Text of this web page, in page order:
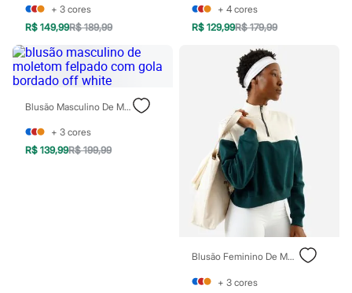
Sutiãs e Tops
Moda praia
Biquínis
Maiôs
Saídas de praia
Personagens
Blusas e Camisetas
Calças
Casacos e Jaquetas
Jeans
+ 3 cores
R$ 149,99R$ 189,99
+ 4 cores
R$ 129,99R$ 179,99
Blusão Masculino De Moletom Felpado Com Gola Bordado Off White
+ 3 cores
R$ 139,99R$ 199,99
Blusão Feminino De Moletom Com Recorte Gola Alta Verde
+ 3 cores